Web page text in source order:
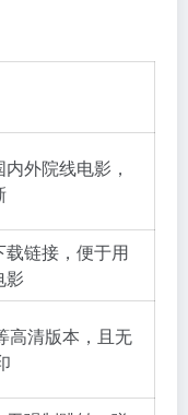
外院线电影，
链接，便于用
影
高清版本，且无